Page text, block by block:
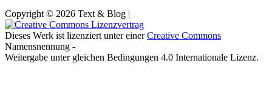
Copyright © 2026 Text & Blog |
Dieses Werk ist lizenziert unter einerCreative Commons
Namensnennung -
Weitergabe unter gleichen Bedingungen 4.0 Internationale Lizenz.